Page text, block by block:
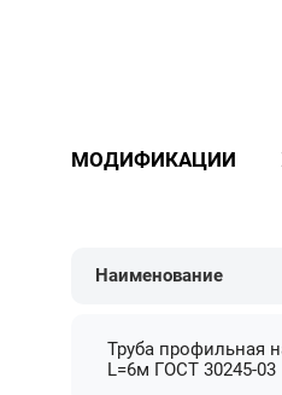
МОДИФИКАЦИИ
Наименование
Труба профильная
L=6м ГОСТ 30245-03